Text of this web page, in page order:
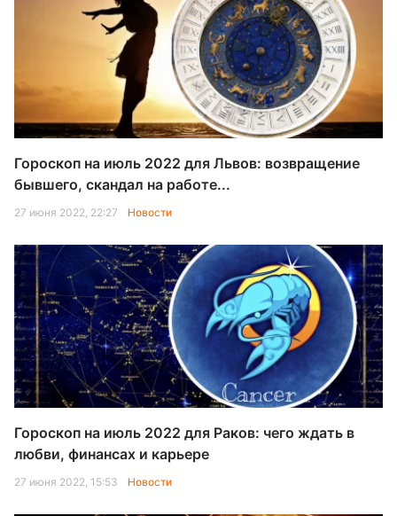
Гороскоп на июль 2022 для Львов: возвращение
бывшего, скандал на работе...
27 июня 2022, 22:27 Новости
Гороскоп на июль 2022 для Раков: чего ждать в
любви, финансах и карьере
27 июня 2022, 15:53 Новости